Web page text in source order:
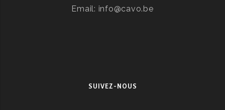
Email: info@cavo.be
SUIVEZ-NOUS